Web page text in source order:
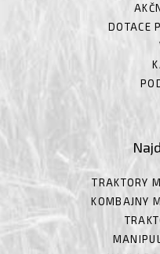
DOTACE
TRAKTORY
KOMBAJNY